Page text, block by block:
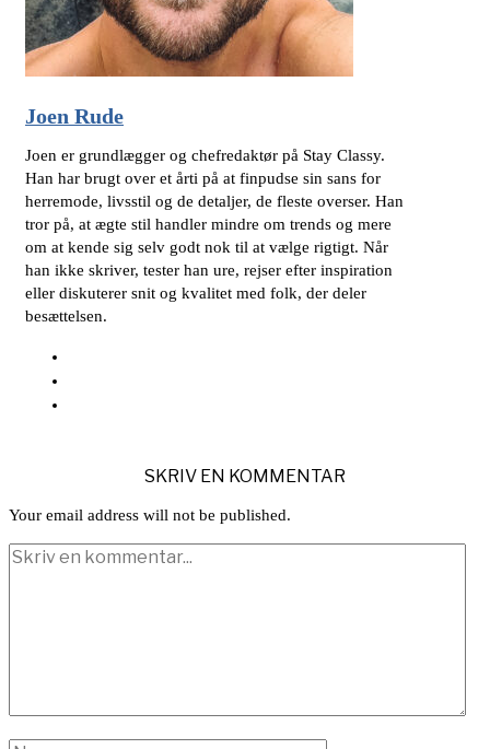
Joen Rude
Joen er grundlægger og chefredaktør på Stay Classy.
Han har brugt over et årti på at finpudse sin sans for
herremode, livsstil og de detaljer, de fleste overser. Han
tror på, at ægte stil handler mindre om trends og mere
om at kende sig selv godt nok til at vælge rigtigt. Når
han ikke skriver, tester han ure, rejser efter inspiration
eller diskuterer snit og kvalitet med folk, der deler
besættelsen.
SKRIV EN KOMMENTAR
Your email address will not be published.